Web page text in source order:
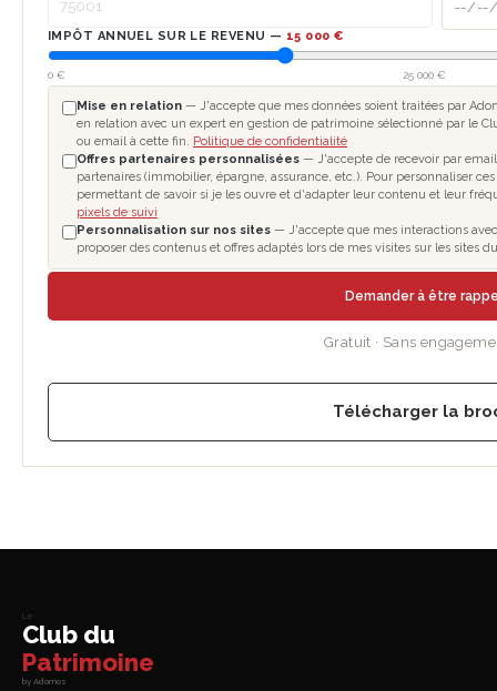
IMPÔT ANNUEL SUR LE REVENU — 15 000 €
0 € 25 000 €
Mise en relation — J'accepte que mes données soient traitées par
en relation avec un expert en gestion de patrimoine sélectionné par le
ou email à cette fin. Politique de confidentialité
Offres partenaires personnalisées — J'accepte de recevoir par email
partenaires (immobilier, épargne, assurance, etc.). Pour personnaliser
permettant de savoir si je les ouvre et d'adapter leur contenu et leur
pixels de suivi
Personnalisation sur nos sites — J'accepte que mes interactions
proposer des contenus et offres adaptés lors de mes visites sur les sites
Demander à être
Gratuit · Sans
Télécharger la
Le
Club du
Patrimoine
by Adomos